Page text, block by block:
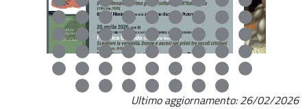
Fine dello slider
Ultimo aggiornamento:26/02/2026